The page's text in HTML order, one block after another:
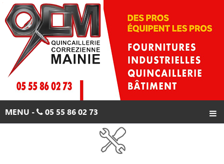
MENU - 05 55 86 02 73
ACCUEIL
PRODUITS